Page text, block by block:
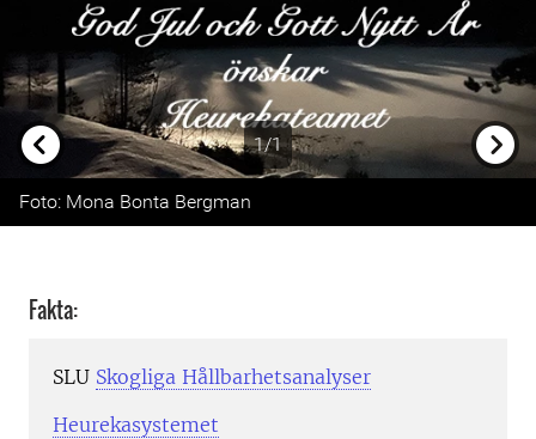
1/1
Foto: Mona Bonta Bergman
Fakta:
SLU Skogliga Hållbarhetsanalyser
Heurekasystemet